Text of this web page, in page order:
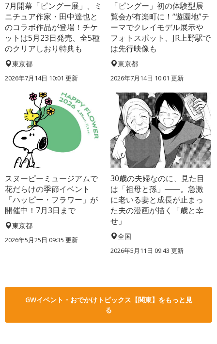
7月開幕「ピングー展」、ミ
ニチュア作家・田中達也と
のコラボ作品が登場！チケ
ットは5月23日発売、全5種
のクリアしおり特典も
東京都
2026年7月14日 10:01 更新
「ピングー」初の体験型展
覧会が有楽町に！“遊園地”テ
ーマでクレイモデル展示や
フォトスポット、JR上野駅で
は先行映像も
東京都
2026年7月14日 10:01 更新
スヌーピーミュージアムで
花だらけの季節イベント
「ハッピー・フラワー」が
開催中！7月3日まで
東京都
2026年5月25日 09:35 更新
30歳の夫婦なのに、見た目
は「祖母と孫」――。急激
に老いる妻と成長が止まっ
た夫の漫画が描く「歳と幸
せ」
全国
2026年5月11日 09:43 更新
GWイベント・おでかけトピックス【関東】をもっと見
る